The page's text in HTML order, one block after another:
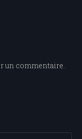
un commentaire.